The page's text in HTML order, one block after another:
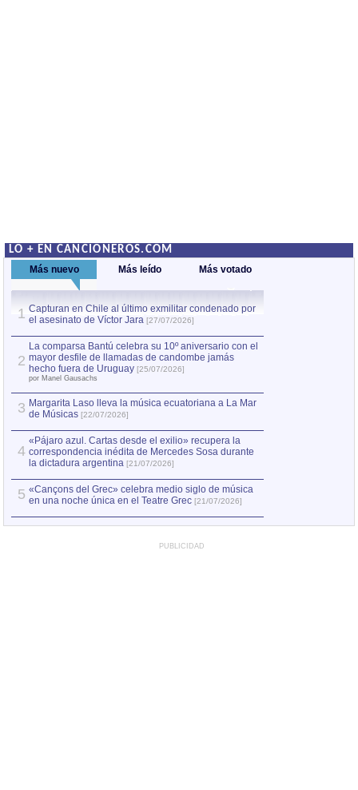
LO + EN CANCIONEROS.COM
Más nuevo Más leído Más votado
1 Capturan en Chile al último exmilitar condenado por
el asesinato de Víctor Jara [27/07/2026]
2
La comparsa Bantú celebra su 10º aniversario con el
mayor desfile de llamadas de candombe jamás
hecho fuera de Uruguay [25/07/2026]
por Manel Gausachs
3 Margarita Laso lleva la música ecuatoriana a La Mar
de Músicas [22/07/2026]
4
«Pájaro azul. Cartas desde el exilio» recupera la
correspondencia inédita de Mercedes Sosa durante
la dictadura argentina [21/07/2026]
5 «Cançons del Grec» celebra medio siglo de música
en una noche única en el Teatre Grec [21/07/2026]
PUBLICIDAD